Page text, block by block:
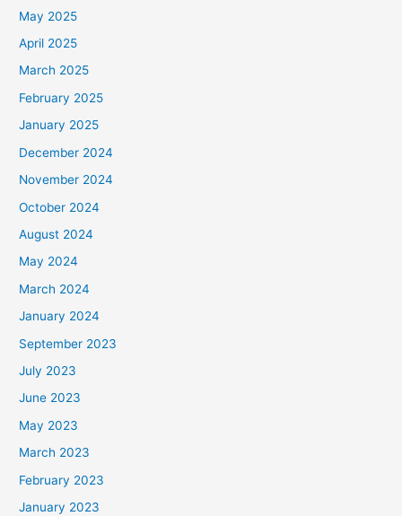
May 2025
April 2025
March 2025
February 2025
January 2025
December 2024
November 2024
October 2024
August 2024
May 2024
March 2024
January 2024
September 2023
July 2023
June 2023
May 2023
March 2023
February 2023
January 2023